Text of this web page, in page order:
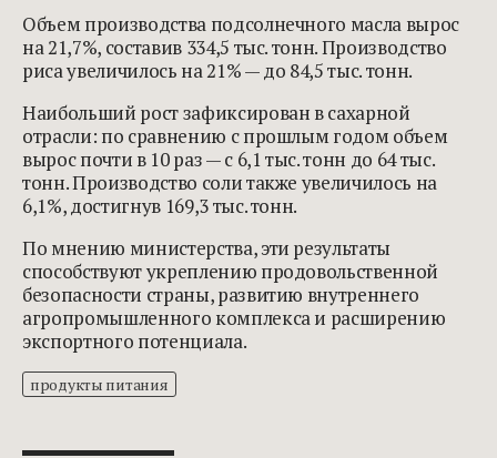
Объем производства подсолнечного масла вырос
на 21,7%, составив 334,5 тыс. тонн. Производство
риса увеличилось на 21% — до 84,5 тыс. тонн.
Наибольший рост зафиксирован в сахарной
отрасли: по сравнению с прошлым годом объем
вырос почти в 10 раз — с 6,1 тыс. тонн до 64 тыс.
тонн. Производство соли также увеличилось на
6,1%, достигнув 169,3 тыс. тонн.
По мнению министерства, эти результаты
способствуют укреплению продовольственной
безопасности страны, развитию внутреннего
агропромышленного комплекса и расширению
экспортного потенциала.
продукты питания